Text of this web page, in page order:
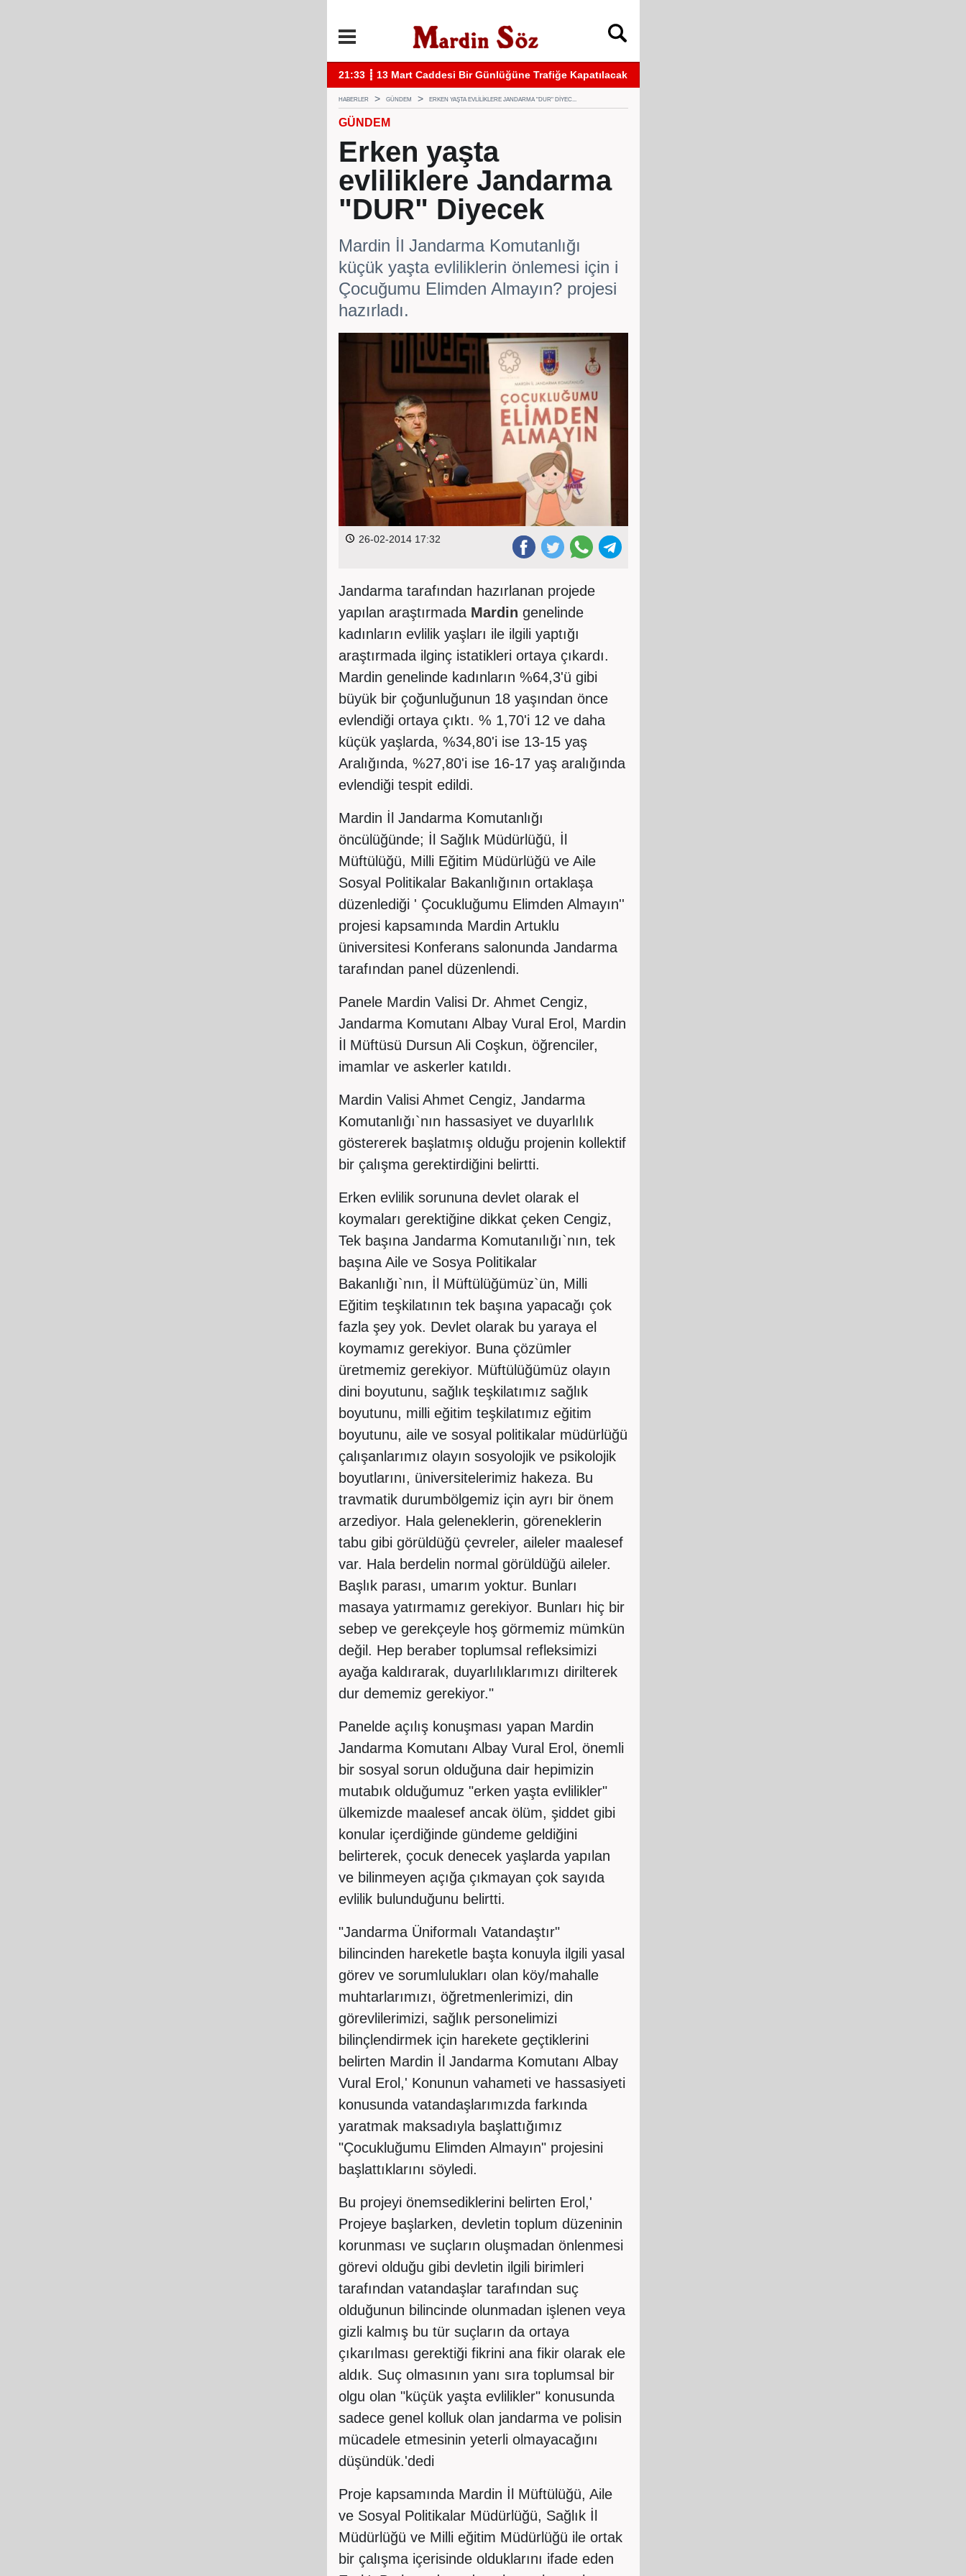
11:57 ┋ Midyat’ta bıçaklı kavga can aldı
HABERLER GÜNDEM ERKEN YAŞTA EVLILIKLERE JANDARMA "DUR" DIYEC...
GÜNDEM
Erken yaşta
evliliklere Jandarma
"DUR" Diyecek‏
Mardin İl Jandarma Komutanlığı
küçük yaşta evliliklerin önlemesi için i
Çocuğumu Elimden Almayın? projesi
hazırladı.
26-02-2014 17:32
Jandarma tarafından hazırlanan projede
yapılan araştırmada Mardin genelinde
kadınların evlilik yaşları ile ilgili yaptığı
araştırmada ilginç istatikleri ortaya çıkardı.
Mardin genelinde kadınların %64,3'ü gibi
büyük bir çoğunluğunun 18 yaşından önce
evlendiği ortaya çıktı. % 1,70'i 12 ve daha
küçük yaşlarda, %34,80'i ise 13-15 yaş
Aralığında, %27,80'i ise 16-17 yaş aralığında
evlendiği tespit edildi.
Mardin İl Jandarma Komutanlığı
öncülüğünde; İl Sağlık Müdürlüğü, İl
Müftülüğü, Milli Eğitim Müdürlüğü ve Aile
Sosyal Politikalar Bakanlığının ortaklaşa
düzenlediği ' Çocukluğumu Elimden Almayın''
projesi kapsamında Mardin Artuklu
üniversitesi Konferans salonunda Jandarma
tarafından panel düzenlendi.
Panele Mardin Valisi Dr. Ahmet Cengiz,
Jandarma Komutanı Albay Vural Erol, Mardin
İl Müftüsü Dursun Ali Coşkun, öğrenciler,
imamlar ve askerler katıldı.
Mardin Valisi Ahmet Cengiz, Jandarma
Komutanlığı`nın hassasiyet ve duyarlılık
göstererek başlatmış olduğu projenin kollektif
bir çalışma gerektirdiğini belirtti.
Erken evlilik sorununa devlet olarak el
koymaları gerektiğine dikkat çeken Cengiz,
Tek başına Jandarma Komutanılığı`nın, tek
başına Aile ve Sosya Politikalar
Bakanlığı`nın, İl Müftülüğümüz`ün, Milli
Eğitim teşkilatının tek başına yapacağı çok
fazla şey yok. Devlet olarak bu yaraya el
koymamız gerekiyor. Buna çözümler
üretmemiz gerekiyor. Müftülüğümüz olayın
dini boyutunu, sağlık teşkilatımız sağlık
boyutunu, milli eğitim teşkilatımız eğitim
boyutunu, aile ve sosyal politikalar müdürlüğü
çalışanlarımız olayın sosyolojik ve psikolojik
boyutlarını, üniversitelerimiz hakeza. Bu
travmatik durumbölgemiz için ayrı bir önem
arzediyor. Hala geleneklerin, göreneklerin
tabu gibi görüldüğü çevreler, aileler maalesef
var. Hala berdelin normal görüldüğü aileler.
Başlık parası, umarım yoktur. Bunları
masaya yatırmamız gerekiyor. Bunları hiç bir
sebep ve gerekçeyle hoş görmemiz mümkün
değil. Hep beraber toplumsal refleksimizi
ayağa kaldırarak, duyarlılıklarımızı dirilterek
dur dememiz gerekiyor."
Panelde açılış konuşması yapan Mardin
Jandarma Komutanı Albay Vural Erol, önemli
bir sosyal sorun olduğuna dair hepimizin
mutabık olduğumuz "erken yaşta evlilikler"
ülkemizde maalesef ancak ölüm, şiddet gibi
konular içerdiğinde gündeme geldiğini
belirterek, çocuk denecek yaşlarda yapılan
ve bilinmeyen açığa çıkmayan çok sayıda
evlilik bulunduğunu belirtti.
"Jandarma Üniformalı Vatandaştır"
bilincinden hareketle başta konuyla ilgili yasal
görev ve sorumlulukları olan köy/mahalle
muhtarlarımızı, öğretmenlerimizi, din
görevlilerimizi, sağlık personelimizi
bilinçlendirmek için harekete geçtiklerini
belirten Mardin İl Jandarma Komutanı Albay
Vural Erol,' Konunun vahameti ve hassasiyeti
konusunda vatandaşlarımızda farkında
yaratmak maksadıyla başlattığımız
"Çocukluğumu Elimden Almayın" projesini
başlattıklarını söyledi.
Bu projeyi önemsediklerini belirten Erol,'
Projeye başlarken, devletin toplum düzeninin
korunması ve suçların oluşmadan önlenmesi
görevi olduğu gibi devletin ilgili birimleri
tarafından vatandaşlar tarafından suç
olduğunun bilincinde olunmadan işlenen veya
gizli kalmış bu tür suçların da ortaya
çıkarılması gerektiği fikrini ana fikir olarak ele
aldık. Suç olmasının yanı sıra toplumsal bir
olgu olan "küçük yaşta evlilikler" konusunda
sadece genel kolluk olan jandarma ve polisin
mücadele etmesinin yeterli olmayacağını
düşündük.'dedi
Proje kapsamında Mardin İl Müftülüğü, Aile
ve Sosyal Politikalar Müdürlüğü, Sağlık İl
Müdürlüğü ve Milli eğitim Müdürlüğü ile ortak
bir çalışma içerisinde olduklarını ifade eden